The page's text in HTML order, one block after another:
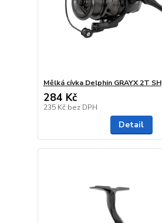
Mělká cívka Delphin GRAYX 2T SH
284 Kč
235 Kč bez DPH
Detail